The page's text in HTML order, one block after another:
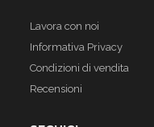
Lavora con noi
Informativa Privacy
Condizioni di vendita
Recensioni